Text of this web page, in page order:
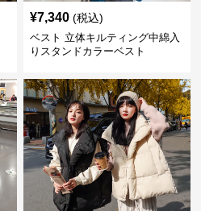
¥7,340 (税込)
ベスト 立体キルティング中綿入
りスタンドカラーベスト